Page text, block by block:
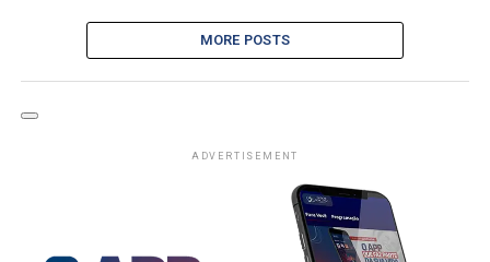
MORE POSTS
ADVERTISEMENT